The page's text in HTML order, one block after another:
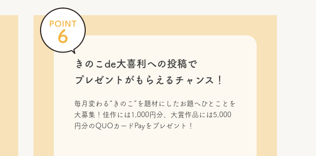
きのこde大喜利への投稿で
プレゼントがもらえるチャンス！
毎月変わる“きのこ”を題材にしたお題へひとことを
大募集！佳作には1,000円分、大賞作品には5,000
円分のQUOカードPayをプレゼント！